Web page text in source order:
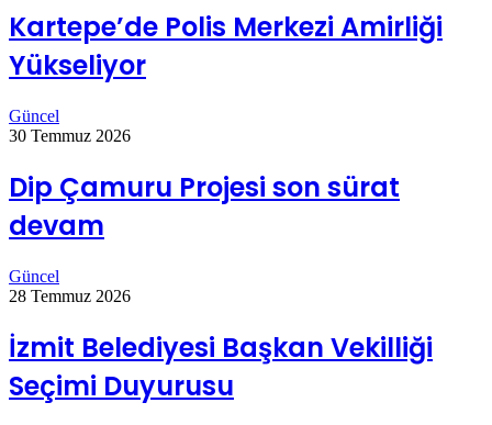
Kartepe’de Polis Merkezi Amirliği
Yükseliyor
Güncel
30 Temmuz 2026
Dip Çamuru Projesi son sürat
devam
Güncel
28 Temmuz 2026
İzmit Belediyesi Başkan Vekilliği
Seçimi Duyurusu